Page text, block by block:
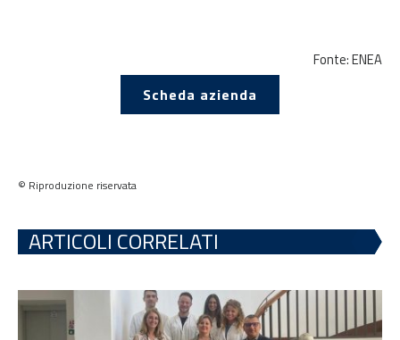
Fonte: ENEA
Scheda azienda
© Riproduzione riservata
ARTICOLI CORRELATI